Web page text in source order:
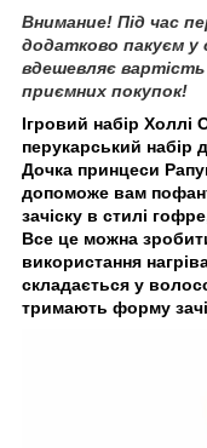
Внимание! Під час
додатково пакуєм у
вдешевляє
приємних покупок!
Ігровий набір
перукарський набір
Дочка принцеси
допоможе вам
зачіску в стилі
Все це можна
використання
складається у
тримають форму